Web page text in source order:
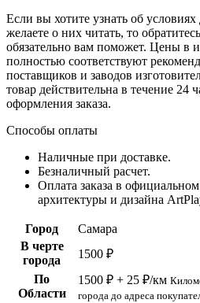
Если вы хотите узнать об
желаете о них читать, то
обязательно вам поможет. Цены в
полностью соответствуют
поставщиков и заводов
товар действительна в течение 24
оформления заказа.
Способы оплаты
Наличные при доставке.
Безналичный расчет.
Оплата заказа в
архитектуры и дизайна
Город
Самара
В черте
города
1500 ₽
По
Области
1500 ₽ + 25 ₽/км
города до адреса